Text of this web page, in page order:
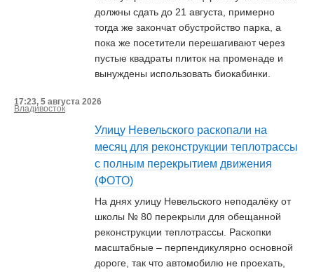
должны сдать до 21 августа, примерно
тогда же закончат обустройство парка, а
пока же посетители перешагивают через
пустые квадраты плиток на променаде и
вынуждены использовать биокабинки.
17:23, 5 августа 2026
Владивосток
Улицу Невельского раскопали на
месяц для реконструкции теплотрассы
с полным перекрытием движения
(ФОТО)
На днях улицу Невельского неподалёку от
школы № 80 перекрыли для обещанной
реконструкции теплотрассы. Раскопки
масштабные – перпендикулярно основной
дороге, так что автомобилю не проехать,